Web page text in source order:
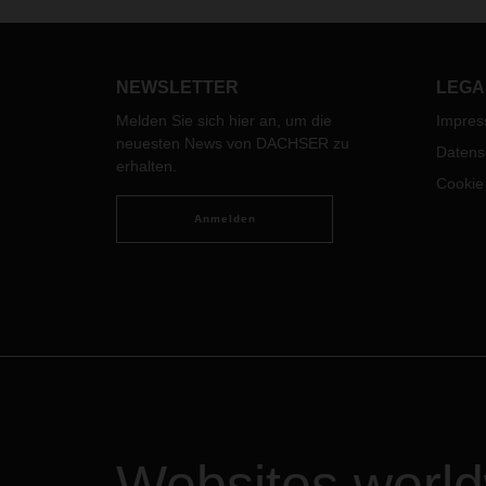
und Seefracht traf. DACHSER
Nettoumsatz von 115,3 Millionen
Luft-
NEWSLETTER
Melden Sie sich hier an, um die
neuesten News von DACHSER zu
erhalten.
Anmelden